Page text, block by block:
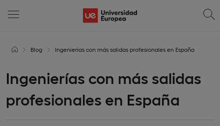
Blog Ingenierías con más salidas profesionales en España
Ingenierías con más salidas
profesionales en España